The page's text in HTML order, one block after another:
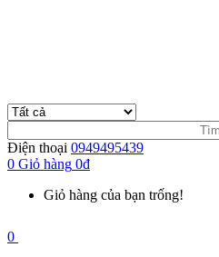
Điện thoại 0949495439
0 Giỏ hàng 0đ
Giỏ hàng của bạn trống!
0